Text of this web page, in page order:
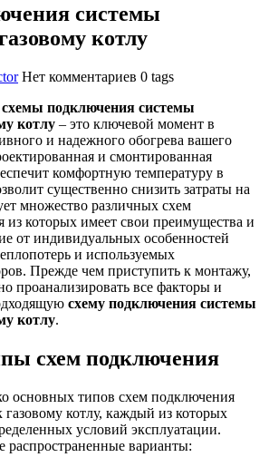
системы
котлу
Нет комментариев 0 tags
схемы подключения системы
котлу – это ключевой момент в
и надежного обогрева вашего
и смонтированная
комфортную температуру в
существенно снизить затраты на
множество различных схем
из которых имеет свои преимущества и
от индивидуальных особенностей
и используемых
Прежде чем приступить к монтажу,
проанализировать все факторы и
схему подключения системы
котлу.
схем подключения
основных типов схем подключения
котлу, каждый из которых
условий эксплуатации.
распространенные варианты: